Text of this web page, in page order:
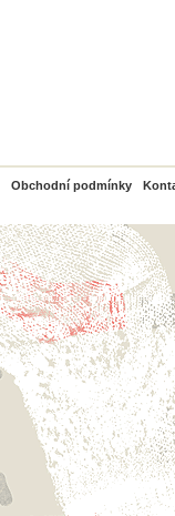
Obchodní podmínky
PayPal